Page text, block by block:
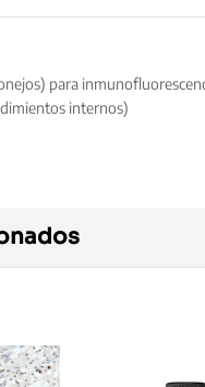
para
internos)